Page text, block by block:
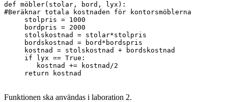
def möbler(stolar, bord, lyx):
#Beräknar totala kostnaden för kontorsmöblerna
stolpris = 1000
bordpris = 2000
stolskostnad = stolar*stolpris
bordskostnad = bord*bordspris
kostnad = stolskostnad + bordskostnad
if lyx == True:
kostnad += kostnad/2
return kostnad
Funktionen ska användas i laboration 2.